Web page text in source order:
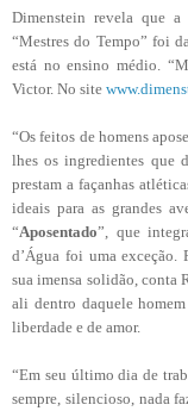
Dimenstein revela que
“Mestres do Tempo” foi
está no ensino médio.
Victor. No site
“Os feitos de homens
lhes os ingredientes que
prestam a façanhas
ideais para as grandes
“Aposentado”, que
d’Água foi uma
sua imensa solidão, conta
ali dentro daquele
liberdade e de amor.
“Em seu último dia de
sempre, silencioso, nada